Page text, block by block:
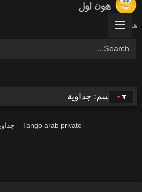
Skip
content
هوت لول
الوسم: جداوية
Tango arab private – جداويه KSA